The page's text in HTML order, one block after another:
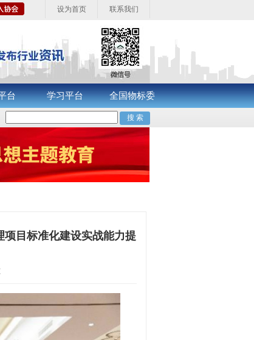
联系我们
设为首页
台 学习平台 全国物标委
目标准化建设实战能力提